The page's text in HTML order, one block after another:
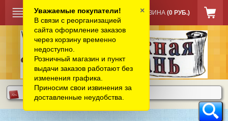
КОРЗИНА (0 РУБ.)
Уважаемые покупатели!
В связи с реорганизацией
сайта оформление заказов
через корзину временно
недоступно.
Розничный магазин и пункт
выдачи заказов работают без
изменения графика.
Приносим свои извинения за
доставленные неудобства.
×